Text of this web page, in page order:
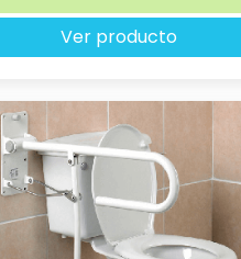
Ver producto